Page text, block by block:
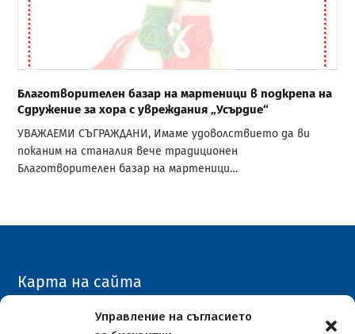
Управление на съгласието
Благотворителен базар на мартеници в подкрепа на
Сдружение за хора с увреждания „Усърдие“
УВАЖАЕМИ СЪГРАЖДАНИ, Имаме удоволствието да ви
поканим на станалия вече традиционен
Благотворителен базар на мартеници…
Карта на сайта
Архивен сайт